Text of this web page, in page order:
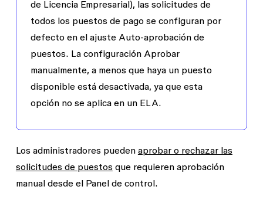
de Licencia Empresarial), las solicitudes de
todos los puestos de pago se configuran por
defecto en el ajuste Auto-aprobación de
puestos. La configuración Aprobar
manualmente, a menos que haya un puesto
disponibleestá desactivada, ya que esta
opción no se aplica en un ELA.
Los administradores pueden aprobar o rechazar las
solicitudes de puestosque requieren aprobación
manual desde el Panel de control.